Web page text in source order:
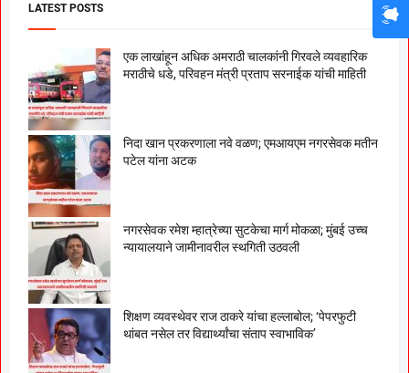
LATEST POSTS
एक लाखांहून अधिक अमराठी चालकांनी गिरवले व्यवहारिक
मराठीचे धडे, परिवहन मंत्री प्रताप सरनाईक यांची माहिती
निदा खान प्रकरणाला नवे वळण; एमआयएम नगरसेवक मतीन
पटेल यांना अटक
नगरसेवक रमेश म्हात्रेच्या सुटकेचा मार्ग मोकळा; मुंबई उच्च
न्यायालयाने जामीनावरील स्थगिती उठवली
शिक्षण व्यवस्थेवर राज ठाकरे यांचा हल्लाबोल; ‘पेपरफुटी
थांबत नसेल तर विद्यार्थ्यांचा संताप स्वाभाविक’